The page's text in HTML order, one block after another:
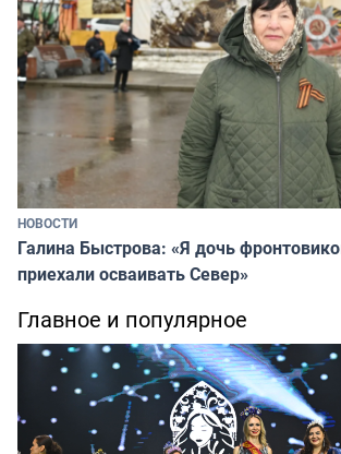
НОВОСТИ
Галина Быстрова: «Я дочь
приехали осваивать Север»
Главное и популярное